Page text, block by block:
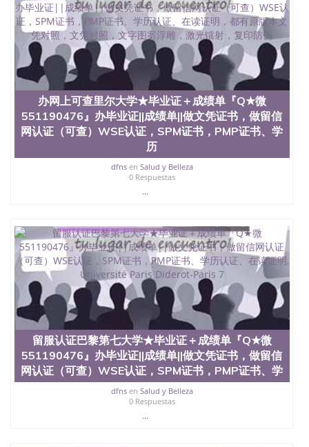
办网上可查里尔大学★毕业证＋成绩单『Q★微
551190476』办毕业证||成绩单||做文凭证书，做留信
网认证（可查）WSE认证，SPM证书，PMP证书、学
历
dfnsen Salud y Belleza
0 Respuestas
...
留服认证巴黎第七大学★毕业证＋成绩单『Q★微
551190476』办毕业证||成绩单||做文凭证书，做留信
网认证（可查）WSE认证，SPM证书，PMP证书、学
dfnsen Salud y Belleza
0 Respuestas
...